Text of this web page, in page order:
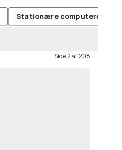
Stationære computere
Side 2 af 208